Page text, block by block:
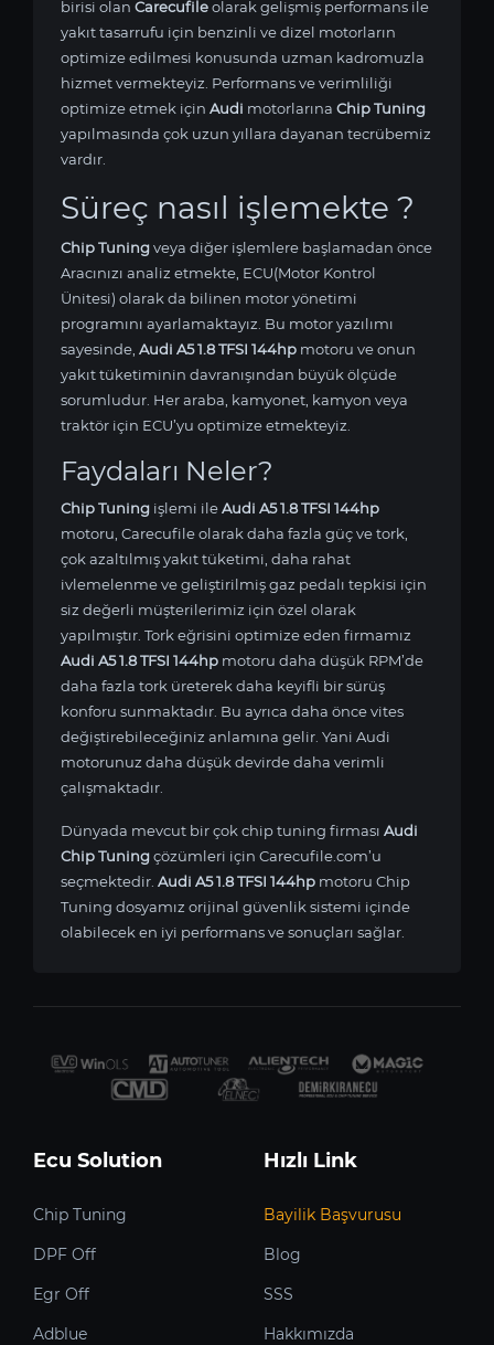
birisi olan Carecufileolarak gelişmiş performans ile
yakıt tasarrufu için benzinli ve dizel motorların
optimize edilmesi konusunda uzman kadromuzla
hizmet vermekteyiz. Performans ve verimliliği
optimize etmek için Audi motorlarına Chip Tuning
yapılmasında çok uzun yıllara dayanan tecrübemiz
vardır.
Süreç nasıl işlemekte ?
Chip Tuningveya diğer işlemlere başlamadan önce
Aracınızı analiz etmekte, ECU(Motor Kontrol
Ünitesi) olarak da bilinen motor yönetimi
programını ayarlamaktayız. Bu motor yazılımı
sayesinde, Audi A5 1.8 TFSI 144hp motoru ve onun
yakıt tüketiminin davranışından büyük ölçüde
sorumludur. Her araba, kamyonet, kamyon veya
traktör için ECU’yu optimize etmekteyiz.
Faydaları Neler?
Chip Tuning işlemi ileAudi A5 1.8 TFSI 144hp
motoru, Carecufile olarak daha fazla güç ve tork,
çok azaltılmış yakıt tüketimi, daha rahat
ivlemelenme ve geliştirilmiş gaz pedalı tepkisi için
siz değerli müşterilerimiz için özel olarak
yapılmıştır. Tork eğrisini optimize eden firmamız
Audi A5 1.8 TFSI 144hp motoru daha düşük RPM’de
daha fazla tork üreterek daha keyifli bir sürüş
konforu sunmaktadır. Bu ayrıca daha önce vites
değiştirebileceğiniz anlamına gelir. Yani Audi
motorunuz daha düşük devirde daha verimli
çalışmaktadır.
Dünyada mevcut bir çok chip tuning firması Audi
Chip Tuningçözümleri için Carecufile.com’u
seçmektedir. Audi A5 1.8 TFSI 144hp motoru Chip
Tuning dosyamız orijinal güvenlik sistemi içinde
olabilecek en iyi performans ve sonuçları sağlar.
Ecu Solution
Chip Tuning
DPF Off
Egr Off
Adblue
Hızlı Link
Bayilik Başvurusu
Blog
SSS
Hakkımızda